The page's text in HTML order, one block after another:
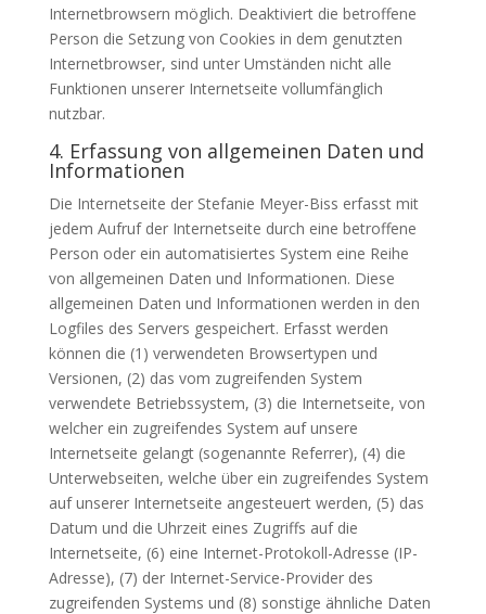
Internetbrowsern möglich. Deaktiviert die betroffene
Person die Setzung von Cookies in dem genutzten
Internetbrowser, sind unter Umständen nicht alle
Funktionen unserer Internetseite vollumfänglich
nutzbar.
4. Erfassung von allgemeinen Daten und
Informationen
Die Internetseite der Stefanie Meyer-Biss erfasst mit
jedem Aufruf der Internetseite durch eine betroffene
Person oder ein automatisiertes System eine Reihe
von allgemeinen Daten und Informationen. Diese
allgemeinen Daten und Informationen werden in den
Logfiles des Servers gespeichert. Erfasst werden
können die (1) verwendeten Browsertypen und
Versionen, (2) das vom zugreifenden System
verwendete Betriebssystem, (3) die Internetseite, von
welcher ein zugreifendes System auf unsere
Internetseite gelangt (sogenannte Referrer), (4) die
Unterwebseiten, welche über ein zugreifendes System
auf unserer Internetseite angesteuert werden, (5) das
Datum und die Uhrzeit eines Zugriffs auf die
Internetseite, (6) eine Internet-Protokoll-Adresse (IP-
Adresse), (7) der Internet-Service-Provider des
zugreifenden Systems und (8) sonstige ähnliche Daten